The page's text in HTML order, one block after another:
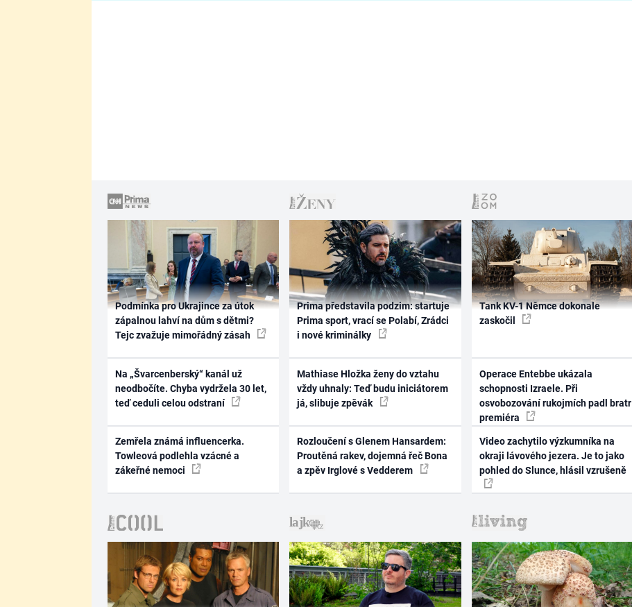
Podmínka pro Ukrajince za útok
zápalnou lahví na dům s dětmi?
Tejc zvažuje mimořádný zásah
Na „Švarcenberský“ kanál už
neodbočíte. Chyba vydržela 30 let,
teď ceduli celou odstraní
Zemřela známá influencerka.
Towleová podlehla vzácné a
zákeřné nemoci
Prima představila podzim: startuje
Prima sport, vrací se Polabí, Zrádci
i nové kriminálky
Mathiase Hložka ženy do vztahu
vždy uhnaly: Teď budu iniciátorem
já, slibuje zpěvák
Rozloučení s Glenem Hansardem:
Proutěná rakev, dojemná řeč Bona
a zpěv Irglové s Vedderem
Tank KV-1 Němce dokonale
zaskočil
Operace Entebbe ukázala
schopnosti Izraele. Při
osvobozování rukojmích padl bratr
premiéra
Video zachytilo výzkumníka na
okraji lávového jezera. Je to jako
pohled do Slunce, hlásil vzrušeně